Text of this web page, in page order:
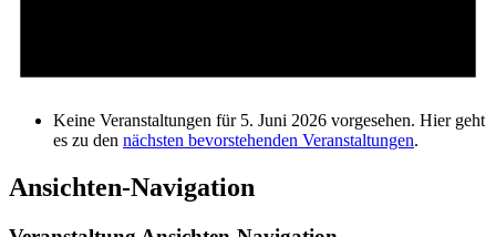
Keine Veranstaltungen für 5. Juni 2026 vorgesehen. Hier geht
es zu den nächsten bevorstehenden Veranstaltungen.
Ansichten-Navigation